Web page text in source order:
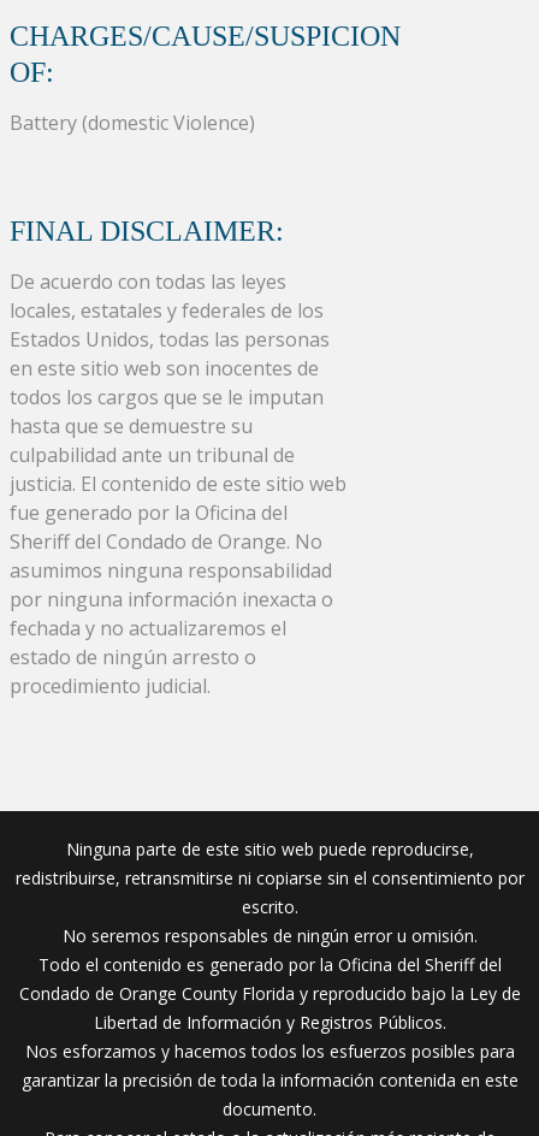
CHARGES/CAUSE/SUSPICION
OF:
Battery (domestic Violence)
FINAL DISCLAIMER:
De acuerdo con todas las leyes
locales, estatales y federales de los
Estados Unidos, todas las personas
en este sitio web son inocentes de
todos los cargos que se le imputan
hasta que se demuestre su
culpabilidad ante un tribunal de
justicia. El contenido de este sitio web
fue generado por la Oficina del
Sheriff del Condado de Orange. No
asumimos ninguna responsabilidad
por ninguna información inexacta o
fechada y no actualizaremos el
estado de ningún arresto o
procedimiento judicial.
Ninguna parte de este sitio web puede reproducirse,
redistribuirse, retransmitirse ni copiarse sin el consentimiento por
escrito.
No seremos responsables de ningún error u omisión.
Todo el contenido es generado por la Oficina del Sheriff del
Condado de Orange County Florida y reproducido bajo la Ley de
Libertad de Información y Registros Públicos.
Nos esforzamos y hacemos todos los esfuerzos posibles para
garantizar la precisión de toda la información contenida en este
documento.